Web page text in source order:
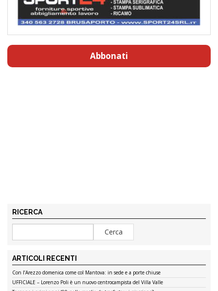
Abbonati
RICERCA
ARTICOLI RECENTI
Con l’Arezzo domenica come col Mantova: in sede e a porte chiuse
UFFICIALE – Lorenzo Poli è un nuovo centrocampista del Villa Valle